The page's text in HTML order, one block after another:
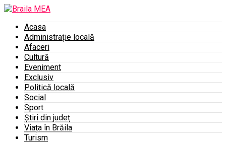
Acasa
Administrație locală
Afaceri
Cultură
Eveniment
Exclusiv
Politică locală
Social
Sport
Știri din județ
Viața în Brăila
Turism